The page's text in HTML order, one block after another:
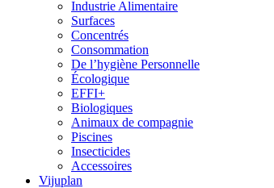
Industrie Alimentaire
Surfaces
Concentrés
Consommation
De l’hygiène Personnelle
Écologique
EFFI+
Biologiques
Animaux de compagnie
Piscines
Insecticides
Accessoires
Vijuplan